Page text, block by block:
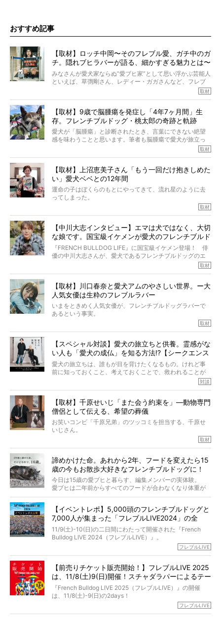
おすすめ記事
【取材】ロッチ中岡〜そのフレブル愛、ガチ中のガ
チ。隠れブヒラバーが語る、細かすぎる魅力とは〜
【前編】
みなさんが愛犬家ならぬ“愛ブヒ家”として思い浮かぶ芸能人
といえば、草彅剛さん、レディー・ガガさんなど、フレブ
ルを飼っている方が多いと思います。が、ロッチ中岡さん
んのインスタグラムを覗くと、たくさんのフレブルアカウ
ントがフォローされていて、わが『FRENCH BULLDOG
LIFE』モデルのnicoやトーラスも、その中の一頭。
そんな中岡さんに、フレブルの魅力を語っていただきまし
た。そのブヒ愛っぷりは、思ってた以上！ ガチ中のガチ
取材
【取材】9歳で脳腫瘍を発症し「4年7ヶ月間」生
存。フレンチブルドッグ・桃太郎の奇跡と軌跡
愛犬が「脳腫瘍」と診断されたとき、言葉にできない絶望
感を味わうことと思います。筆者も脳腫瘍で愛犬が旅立っ
たひとり。だからこそ、どれほど厄介で困難な病気かを理
ところが、フレンチブルドッグの桃太郎は9歳で脳腫瘍を発
症し、なんと4年7ヶ月間も生き抜いたのです。旅立ったと
きの年齢は13歳と11ヶ月、レジェンド級のレジェンドでし
た。さらには、治療後3年間は一度も発作が起きなかったと
いいます。
この事実はフレンチブルドッグだけでなく、脳腫瘍と闘う
太郎のオーナーである佐藤さんご夫婦に、治療の選択やケ
アについて詳しくお話しをうかがいました。
取材
【取材】上沼恵美子さん「もう一回だけ抱きしめた
い」愛犬ベベとの12年間
運命の子はぼくらのもとにやってきて、流れ星のように去
ってしまった。
り添いたいと思う。
その悲しみをいますぐ解消することはできないが、話をき
いて、泣いたり笑ったりするのもいいだろう。
こんな子だった、こんなにいい子だった、ほんとうに愛し
ていたと。
ぼくらは上沼恵美子さんのご自宅へ伺って、お話をきこう
と思った。
取材
【中川大志インタビュー】エマは犬ではなく、大切
な娘です。国宝級イケメンが愛犬のフレンチブルド
ッグと一緒に登場
『FRENCH BULLDOG LIFE』に国宝級イケメン登場！ 俳
優の中川大志さんが、愛犬であるフレンチブルドッグのエ
マちゃん（2歳の女の子）にメロメロとの情報を聞きつけ、
カエピソードが次から次へと飛び出しました。
取材
【取材】川口春奈と愛犬アムのやさしい世界。ー大
人気女優は生粋のフレブルラバー
いまをときめく人気女優が、フレンチブルドッグラバーで
あるという事実。
とりを目の当たりにするほどに、そのフレンチブルドッグ
愛がわたしたちのそれとまったく同じであることに、なん
だかうれしくなってしまったのでした。
春奈さんとアムちゃんのすてきな暮らしを、BUHI編集長の
小西がいつくしみながら、切り取らせていただきます。
取材
【スペシャル対談】愛犬の旅立ちと供養。霊感がな
い人も「愛犬の成仏」を知る方法!?【シークエンス
はやとも×PELI】
愛犬の旅立ちは、誰もが目を背けたくなるもの。けれど事
前に知っておくこと、考えておくことで、救われることが
力をもつお笑い芸人「シークエンスはやとも」さんに、愛
犬の旅立ちや供養についてインタビュー。
インタビュアー兼対談相手は、大の犬好きで心霊分野の知
識にも長けているPELIさん。
「愛犬が旅立ったあと、ベッドやおもちゃはどうすればい
くれる？」
さらには、霊感がない人でも愛犬が成仏したことを知る方
法まで。
お笑い芸人だからこそ暗くなりすぎない、むしろ心がスッ
と軽くなる。
永久保存版のスペシャル対談です！
対談
【取材】千原せいじ「また会う約束を」―動物専門
僧侶として伝える、希望の葬儀
お笑いコンビ「千原兄弟」のツッコミを担当する、千原せ
いじさん。
た。
僧侶としての名は「靖賢（せいけん）」。
当時54歳という年齢にして、なぜ動物専門僧侶という道を
選んだのか。
また、愛犬の旅立ちとどのように向き合うべきなのか。
た。
取材
諦めかけた命。あれから2年、フードを変えたら15
歳の今もお散歩大好きなフレンチブルドッグに！
今日は15歳の愛ブヒと暮らす、編集メンバーの実体験。
愛ブヒは二年前からすべてのフードが合わなくなり体重が
激減。検査をしても異常はなく「年齢のせいですね…」と言
もう諦めるしかないのかな…そんなとき、我が家に届いたの
が「THE fu-do(ザ・フード)」の試食品でした。
そして「THE fu-do(ザ・フード)」を食べつづけて二年、愛
ブヒは15歳になり、今も元気にお散歩をしています。
今回は、二年前の絶望から今までを包み隠さず、時系列で
【イベントレポ】5,000頭のフレンチブルドッグと
7,000人が集まった「フレブルLIVE2024」の全
貌！
11/9(土)-10(日)の二日間にわたって開催された『French
Bulldog LIVE 2024（フレブルLIVE）』。
今年はのべ5,000頭のフレンチブルドッグと7,000人のフレ
day1の司会はフレブルラバーのロッチさん。day2の音楽フ
ェスには世代ど真ん中のPUFFYが出演するなど、例年以上
に豪華なラインナップ。
北は北海道、南は鹿児島県から。全国のフレンチブルドッ
グが一堂に会した「フレブルLIVE2024」の模様を、詳しく
フレブルLIVE
【前売りチケット販売開始！】フレブルLIVE 2025
は、11/8(土)9(日)開催！スチャダラパーによるテー
マソング制作も決定
『French Bulldog LIVE 2025（フレブルLIVE）』の開催
は、11/8(土)-9(日)の2days！
お得な前売りチケット、いよいよ販売スタートです！フレブルLIVE